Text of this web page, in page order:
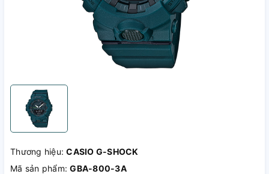
Thương hiệu:CASIO G-SHOCK
Mã sản phẩm:GBA-800-3A